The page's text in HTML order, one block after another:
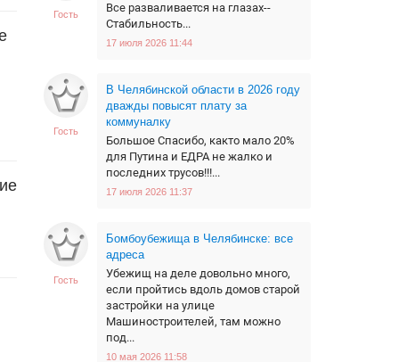
Гость
Все разваливается на глазах--
Стабильность...
17 июля 2026 11:44
Гость
В Челябинской области в 2026 году
дважды повысят плату за
коммуналку
Большое Спасибо, както мало 20%
для Путина и ЕДРА не жалко и
последних трусов!!!...
17 июля 2026 11:37
Гость
Бомбоубежища в Челябинске: все
адреса
Убежищ на деле довольно много,
если пройтись вдоль домов старой
застройки на улице
Машиностроителей, там можно
под...
10 мая 2026 11:58